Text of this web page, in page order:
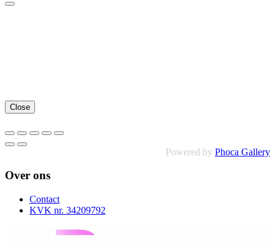
Close
Powered by Phoca Gallery
Over ons
Contact
KVK nr. 34209792